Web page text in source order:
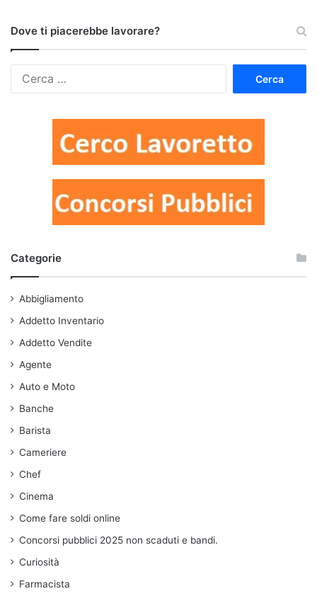
Dove ti piacerebbe lavorare?
Categorie
Abbigliamento
Addetto Inventario
Addetto Vendite
Agente
Auto e Moto
Banche
Barista
Cameriere
Chef
Cinema
Come fare soldi online
Concorsi pubblici 2025 non scaduti e bandi.
Curiosità
Farmacista